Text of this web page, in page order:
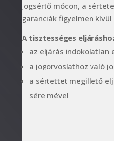
jogsértő módon, a
garanciák figyelmen
A tisztességes
az eljárás indokolatlan
a jogorvoslathoz való
a sértettet megillető
sérelmével